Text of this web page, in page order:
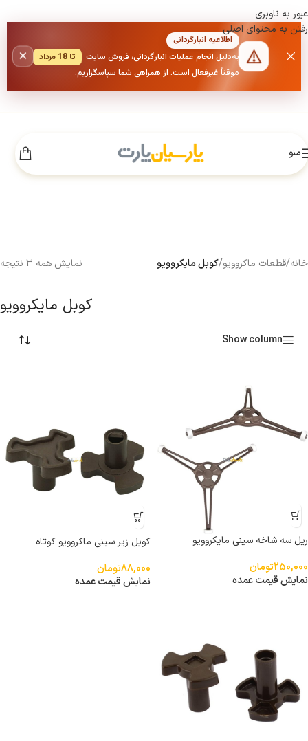
عبور به ناوبری
رفتن به محتوای اصلی
اطلاعیه انبارگردانی
به‌دلیل انجام عملیات انبارگردانی، فروش سایت
تا 18 مرداد
موقتاً غیرفعال است. از همراهی شما سپاسگزاریم.
×
منو
خانه/قطعات ماکروویو/کوبل مایکروویو نمایش همه 3 نتیجه
کوبل مایکروویو
Show column
ریل سه شاخه سینی مایکروویو
250,000تومان
نمایش قیمت عمده
کوبل زیر سینی ماکروویو کوتاه
88,000تومان
نمایش قیمت عمده